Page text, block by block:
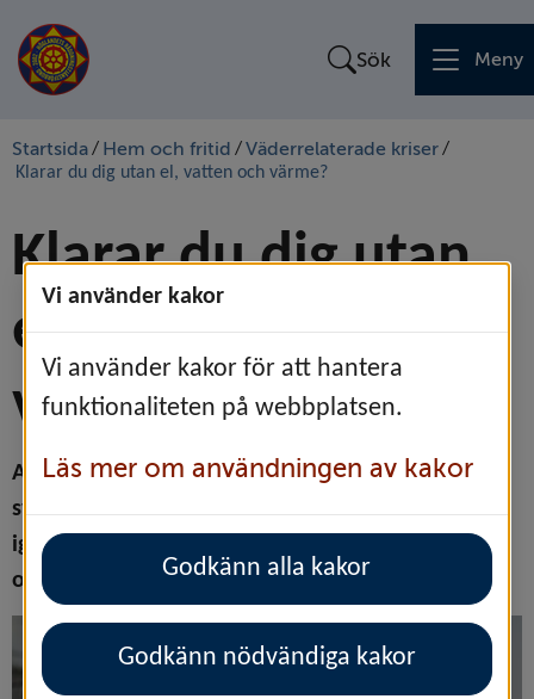
Vi använder kakor
Vi använder kakor för att hantera
funktionaliteten på webbplatsen.
Läs mer om användningen av kakor
Godkänn alla kakor
Godkänn nödvändiga kakor
Sök Meny
Startsida/ Hem och fritid /Väderrelaterade kriser/
Klarar du dig utan el, vatten och värme?
Klarar du dig utan
el, vatten och
värme?
Att klara flera dygn utan el, vatten eller mat är
svårt. Men med rätt förberedelser kan du ta dig
igenom en besvärlig situation, oavsett vad som
orsakat den.